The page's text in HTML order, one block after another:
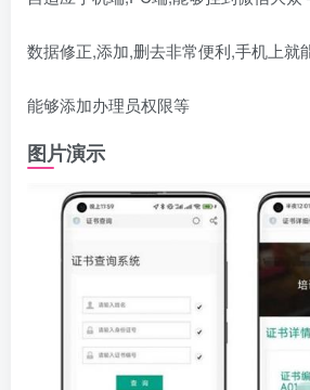
数据修正,添加,删去非常便利,手机上就
能够添加办理员权限等
图片演示